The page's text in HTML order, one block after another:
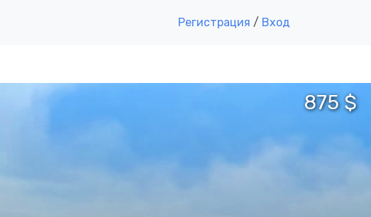
Регистрация / Вход
875 $